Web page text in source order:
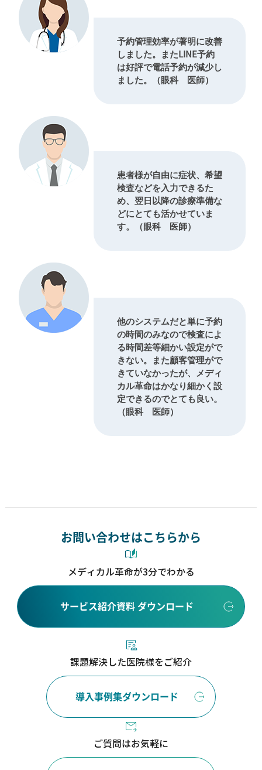
予約管理効率が著明に改善
しました。またLINE予約
は好評で電話予約が減少し
ました。（眼科 医師）
患者様が自由に症状、希望
検査などを入力できるた
め、翌日以降の診療準備な
どにとても活かせていま
す。（眼科 医師）
他のシステムだと単に予約
の時間のみなので検査によ
る時間差等細かい設定がで
きない。また顧客管理がで
きていなかったが、メディ
カル革命はかなり細かく設
定できるのでとても良い。
（眼科 医師）
お問い合わせはこちらから
メディカル革命が3分でわかる
サービス紹介資料 ダウンロード
課題解決した医院様をご紹介
導入事例集ダウンロード
ご質問はお気軽に